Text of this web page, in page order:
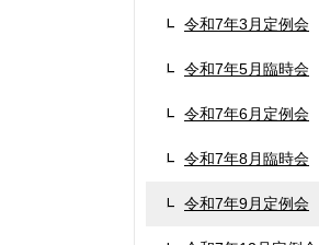
令和7年3月定例会
令和7年5月臨時会
令和7年6月定例会
令和7年8月臨時会
令和7年9月定例会